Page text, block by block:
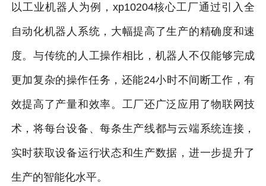
以工业机器人为例，xp10204核心工厂通过引入全
自动化机器人系统，大幅提高了生产的精确度和速
度。与传统的人工操作相比，机器人不仅能够完成
更加复杂的操作任务，还能24小时不间断工作，有
效提高了产量和效率。工厂还广泛应用了物联网技
术，将每台设备、每条生产线都与云端系统连接，
实时获取设备运行状态和生产数据，进一步提升了
生产的智能化水平。